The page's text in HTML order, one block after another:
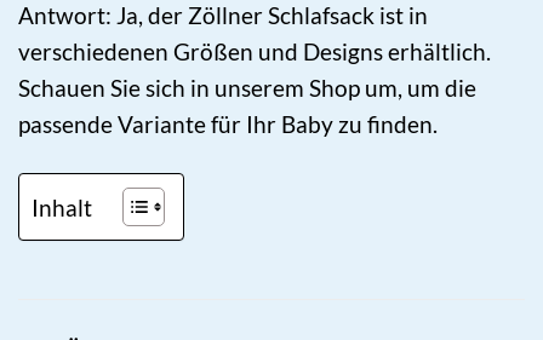
Antwort: Ja, der Zöllner Schlafsack ist in
verschiedenen Größen und Designs erhältlich.
Schauen Sie sich in unserem Shop um, um die
passende Variante für Ihr Baby zu finden.
Inhalt